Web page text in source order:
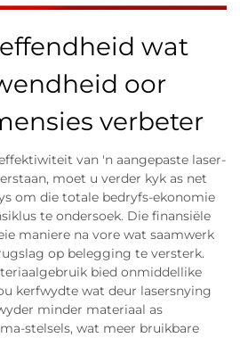
wat
oor
verbeter
van 'n aangepaste laser-
moet u verder kyk as net
om die totale bedryfs-ekonomie
te ondersoek. Die finansiële
maniere na vore wat saamwerk
op belegging te versterk.
bied onmiddellike
kerfwydte wat deur lasersnying
minder materiaal as
stelsels, wat meer bruikbare